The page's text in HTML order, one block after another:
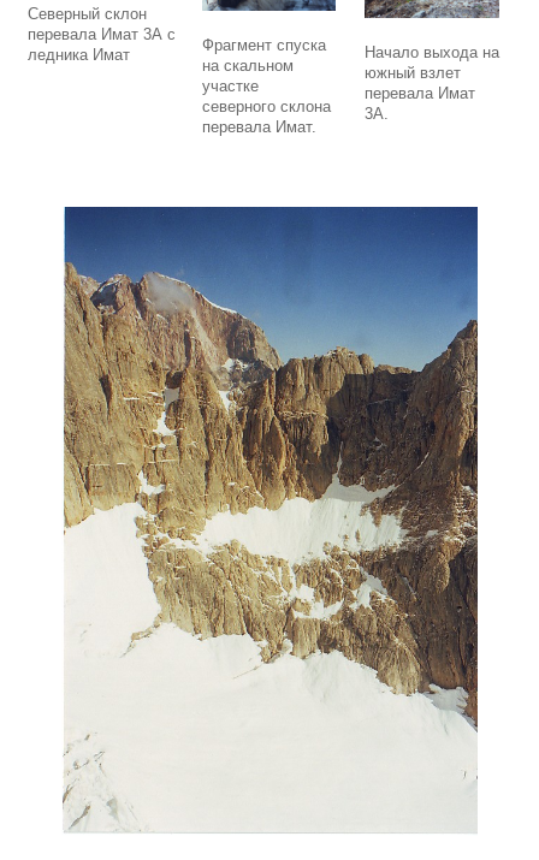
Северный склон
перевала Имат 3А с
ледника Имат
Фрагмент спуска
на скальном
участке
северного склона
перевала Имат.
Начало выхода на
южный взлет
перевала Имат
3А.